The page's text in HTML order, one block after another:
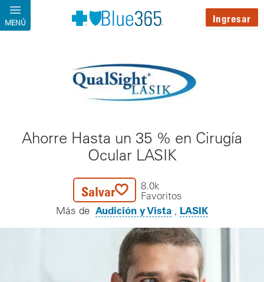
Pasar al contenido principal
MENÚ Ingresar
Ahorre Hasta un 35 % en Cirugía
Ocular LASIK
Salvar
8.0k
Favoritos
Más de Audición y Vista LASIK